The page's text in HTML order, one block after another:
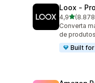
Loox ‑
4,9de 5
8878
Converta
de
Built